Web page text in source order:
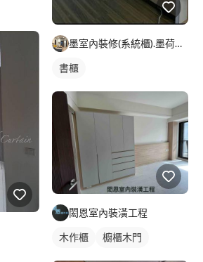
墨室內裝修(系統櫃).墨荷空間設計有限公司
書櫃
閎恩室內裝潢工程
木作櫃 櫥櫃木門